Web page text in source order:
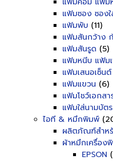
แฟ้มซอง ซอง
แฟ้มพับ (11)
แฟ้มสันกว้าง
แฟ้มสันรูด (5)
แฟ้มหนีบ แฟ้มเ
แฟ้มเสนอเซ็นต์
แฟ้มแขวน (6)
แฟ้มโชว์เอกสา
แฟ้มใส่นามบัตร
ไอที & หมึกพิมพ์
ผลิตภัณฑ์สำห
ผ้าหมึกเครื่อ
EPSON